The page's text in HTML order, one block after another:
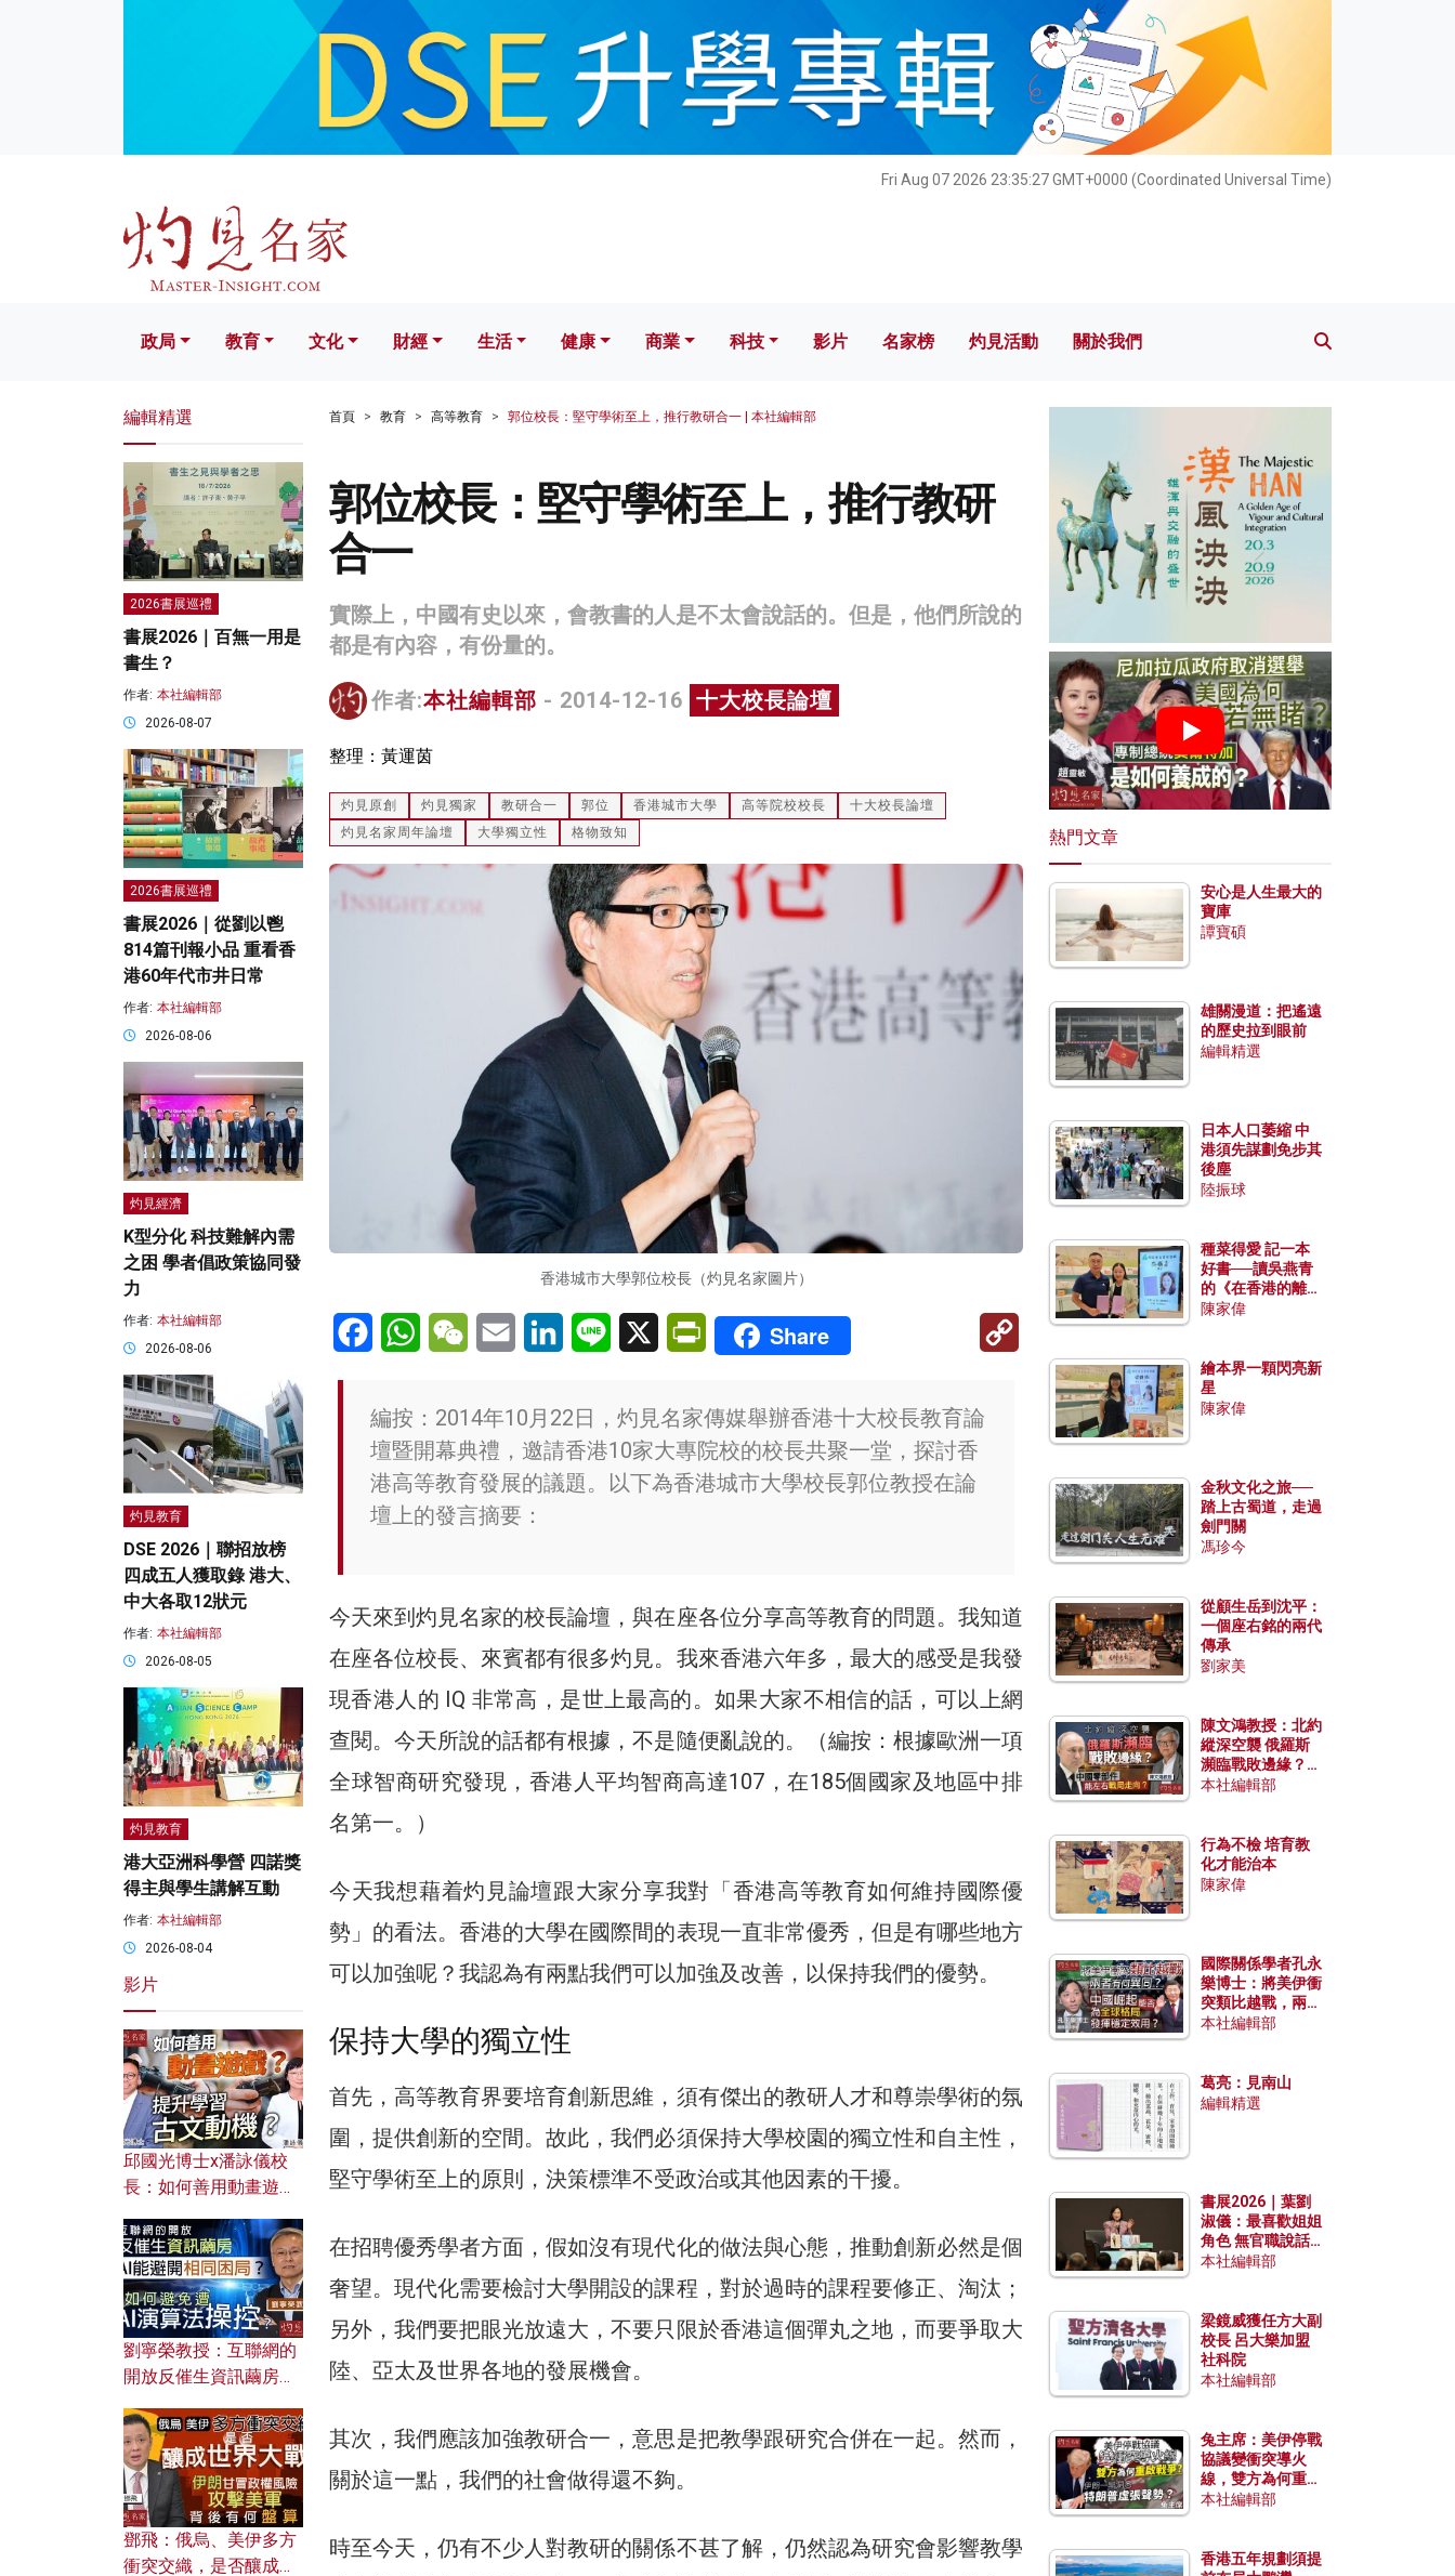
Fri Aug 07 2026 23:35:29 GMT+0000 (Coordinated Universal Time)
文化 財經 生活 健康 科技 影片 名家榜 灼見活動 關於我們
政局 教育 文化 財經 生活 健康 商業 科技 影片 名家榜 灼見活動 關於我們
首頁 教育 高等教育 郭位校長：堅守學術至上，推行教研合一 | 本社編輯部
郭位校長：堅守學術至上，推行教研
合一
實際上，中國有史以來，會教書的人是不太會說話的。但是，他們所說的
都是有內容，有份量的。
作者:本社編輯部 - 2014-12-16 十大校長論壇
整理：黃運茵
灼見原創 灼見獨家 教研合一 郭位 香港城市大學 高等院校校長
十大校長論壇
灼見名家周年論壇
大學獨立性 格物致知
香港城市大學郭位校長（灼見名家圖片）
FacebookWhatsAppWeChatEmail LinkedInLine X PrintFriendly
Share
Copy
編按：2014年10月22日，灼見名家傳媒舉辦香港十大校長教育論
壇暨開幕典禮，邀請香港10家大專院校的校長共聚一堂，探討香
港高等教育發展的議題。以下為香港城市大學校長郭位教授在論
壇上的發言摘要：
今天來到灼見名家的校長論壇，與在座各位分享高等教育的問題。我知道
在座各位校長、來賓都有很多灼見。我來香港六年多，最大的感受是我發
現香港人的 IQ 非常高，是世上最高的。如果大家不相信的話，可以上網
查閱。今天所說的話都有根據，不是隨便亂說的。（編按：根據歐洲一項
全球智商研究發現，香港人平均智商高達107，在185個國家及地區中排
名第一。）
今天我想藉着灼見論壇跟大家分享我對「香港高等教育如何維持國際優
勢」的看法。香港的大學在國際間的表現一直非常優秀，但是有哪些地方
可以加強呢？我認為有兩點我們可以加強及改善，以保持我們的優勢。
保持大學的獨立性
首先，高等教育界要培育創新思維，須有傑出的教研人才和尊崇學術的氛
圍，提供創新的空間。故此，我們必須保持大學校園的獨立性和自主性，
堅守學術至上的原則，決策標準不受政治或其他因素的干擾。
在招聘優秀學者方面，假如沒有現代化的做法與心態，推動創新必然是個
奢望。現代化需要檢討大學開設的課程，對於過時的課程要修正、淘汰；
另外，我們要把眼光放遠大，不要只限於香港這個彈丸之地，而要爭取大
陸、亞太及世界各地的發展機會。
其次，我們應該加強教研合一，意思是把教學跟研究合併在一起。然而，
關於這一點，我們的社會做得還不夠。
時至今天，仍有不少人對教研的關係不甚了解，仍然認為研究會影響教學
編輯精選
2026書展巡禮
書展2026｜百無一用是
書生？
作者: 本社編輯部
2026-08-07
2026書展巡禮
書展2026｜從劉以鬯
814篇刊報小品 重看香
港60年代市井日常
作者: 本社編輯部
2026-08-06
灼見經濟
K型分化 科技難解內需
之困 學者倡政策協同發
力
作者: 本社編輯部
2026-08-06
灼見教育
DSE 2026｜聯招放榜
四成五人獲取錄 港大、
中大各取12狀元
作者: 本社編輯部
2026-08-05
灼見教育
港大亞洲科學營 四諾獎
得主與學生講解互動
作者: 本社編輯部
2026-08-04
影片
邱國光博士x潘詠儀校
長：如何善用動畫遊戲
劉寧榮教授：互聯網的
開放反催生資訊繭房，
何避免遭AI演算法操
控？
鄧飛：俄烏、美伊多方
衝突交織，是否釀成世
熱門文章
安心是人生最大的
寶庫
譚寶碩
雄關漫道：把遙遠
的歷史拉到眼前
編輯精選
日本人口萎縮 中
港須先謀劃免步其
後塵
陸振球
種菜得愛 記一本
好書──讀吳燕青
的《在香港的離島
種菜》
陳家偉
繪本界一顆閃亮新
星
陳家偉
金秋文化之旅──
踏上古蜀道，走過
劍門關
馮珍今
從顧生岳到沈平：
一個座右銘的兩代
傳承
劉家美
陳文鴻教授：北約
縱深空襲 俄羅斯
瀕臨戰敗邊緣？中
國零部件能左右戰
本社編輯部
行為不檢 培育教
化才能治本
陳家偉
國際關係學者孔永
樂博士：將美伊衝
突類比越戰，兩者
有何異同？中國崛
本社編輯部
葛亮：見南山
編輯精選
書展2026｜葉劉
淑儀：最喜歡姐姐
角色 無官職說話
包袱少
本社編輯部
梁鏡威獲任方大副
校長 呂大樂加盟
社科院
本社編輯部
兔主席：美伊停戰
協議變衝突導火
線，雙方為何重啟
戰爭？伊朗一早洞
本社編輯部
香港五年規劃須提